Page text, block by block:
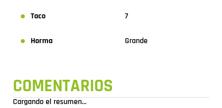
Taco 7
Horma Grande
COMENTARIOS
Cargando el resumen…